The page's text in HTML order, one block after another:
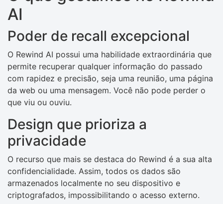
AI
Poder de recall excepcional
O Rewind AI possui uma habilidade extraordinária que
permite recuperar qualquer informação do passado
com rapidez e precisão, seja uma reunião, uma página
da web ou uma mensagem. Você não pode perder o
que viu ou ouviu.
Design que prioriza a
privacidade
O recurso que mais se destaca do Rewind é a sua alta
confidencialidade. Assim, todos os dados são
armazenados localmente no seu dispositivo e
criptografados, impossibilitando o acesso externo.